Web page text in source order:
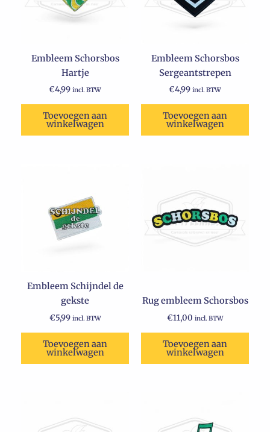
Embleem Schorsbos
Hartje
€4,99 incl. BTW
Toevoegen aan
winkelwagen
Embleem Schorsbos
Sergeantstrepen
€4,99 incl. BTW
Toevoegen aan
winkelwagen
Embleem Schijndel de
gekste
€5,99 incl. BTW
Toevoegen aan
winkelwagen
Rug embleem Schorsbos
€11,00 incl. BTW
Toevoegen aan
winkelwagen